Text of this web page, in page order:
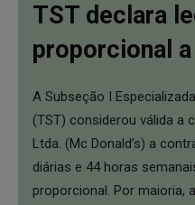
TST declara
proporcional
A Subseção I
(TST) considerou válida a
Ltda. (Mc Donald’s) a
diárias e 44 horas
proporcional. Por maioria,